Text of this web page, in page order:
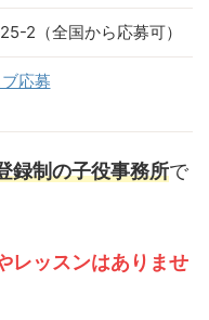
2（全国から応募可）
応募
録制の子役事務所で
レッスンはありませ